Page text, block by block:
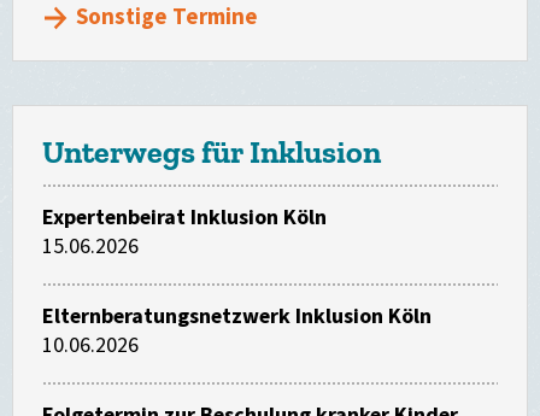
Sonstige Termine
Unterwegs für Inklusion
Expertenbeirat Inklusion Köln
15.06.2026
Elternberatungsnetzwerk Inklusion Köln
10.06.2026